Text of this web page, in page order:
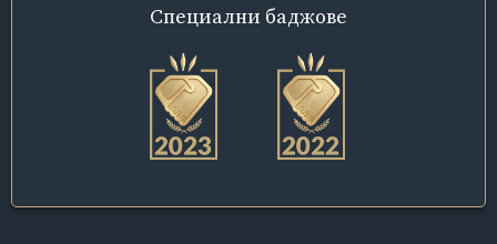
Специални баджове